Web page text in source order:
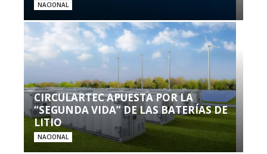
NACIONAL
CIRCULARTEC APUESTA POR LA
“SEGUNDA VIDA” DE LAS BATERÍAS DE
LITIO
NACIONAL